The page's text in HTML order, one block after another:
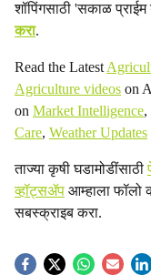
शॉपिंगसाठी 'सकाळ
करा.
Read the Latest
Agriculture videos on
on Market Intelligence,
Care, Weather Updates
ताज्या कृषी घडामोडींसाठी
व्हॉट्सॲप आम्हाला फॉलो
सबस्क्राइब करा.